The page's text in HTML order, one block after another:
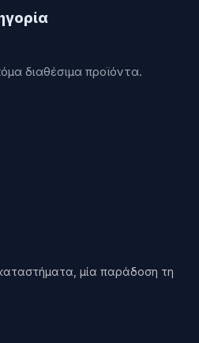
διαθέσιμα προϊόντα.
μία παράδοση τη